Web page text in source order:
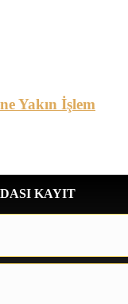
Yakın İşlem
KAYIT